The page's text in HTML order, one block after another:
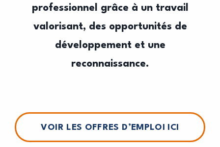
professionnel grâce à un travail
valorisant, des opportunités de
développement et une
reconnaissance.
VOIR LES OFFRES D’EMPLOI ICI